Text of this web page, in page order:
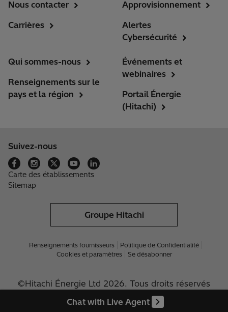
Chat with Live Agent
Nous contacter
Carrières
Approvisionnement
Alertes
Cybersécurité
Qui sommes-nous
Renseignements sur le
pays et la région
Événements et
webinaires
Portail Énergie
(Hitachi)
Suivez-nous
Carte des établissements
Sitemap
Groupe Hitachi
Renseignements fournisseurs
Politique de Confidentialité
Cookies et paramètres
Se désabonner
©Hitachi Énergie Ltd 2026. Tous droits réservés